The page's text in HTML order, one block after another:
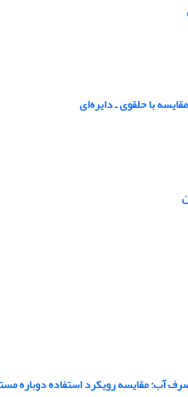
با حلقوی ـ دایره‌ای
مقایسه رویکرد استفاده دوباره